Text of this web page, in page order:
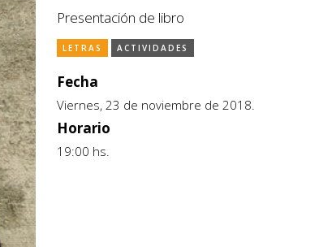
Presentación de libro
LETRAS ACTIVIDADES
Fecha
Viernes, 23 de noviembre de 2018.
Horario
19:00 hs.